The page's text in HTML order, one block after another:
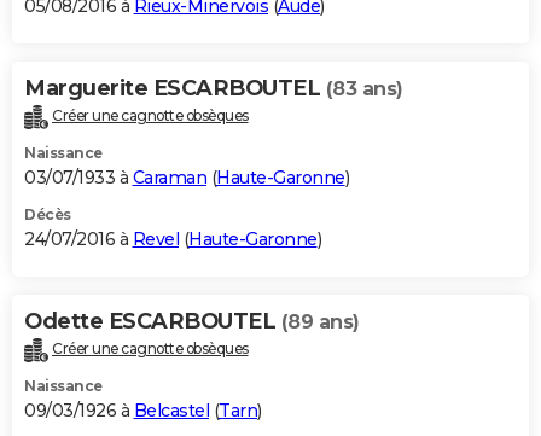
05/08/2016 à Rieux-Minervois (Aude)
Marguerite ESCARBOUTEL (83 ans)
Créer une cagnotte obsèques
Naissance
03/07/1933 à Caraman (Haute-Garonne)
Décès
24/07/2016 à Revel (Haute-Garonne)
Odette ESCARBOUTEL (89 ans)
Créer une cagnotte obsèques
Naissance
09/03/1926 à Belcastel (Tarn)